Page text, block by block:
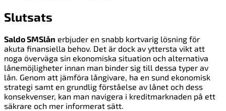
Slutsats
Saldo SMSlån erbjuder en snabb kortvarig lösning för
akuta finansiella behov. Det är dock av yttersta vikt att
noga överväga sin ekonomiska situation och alternativa
lånemöjligheter innan man binder sig till dessa typer av
lån. Genom att jämföra långivare, ha en sund ekonomisk
strategi samt en grundlig förståelse av lånet och dess
konsekvenser, kan man navigera i kreditmarknaden på ett
säkrare och mer informerat sätt.